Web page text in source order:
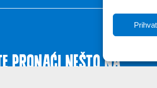
pronaći nešto na